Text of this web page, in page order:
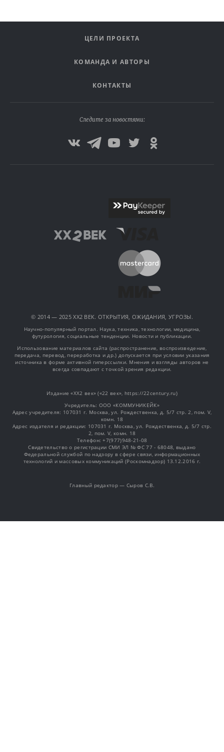
ЦЕЛИ ПРОЕКТА
КОМАНДА И АВТОРЫ
КОНТАКТЫ
Следите за новостями:
© 2014 — 2025 XX2 ВЕК. ОТКРЫТИЯ, ОЖИДАНИЯ, УГРОЗЫ.
Научно-популярный портал. Наука, техника, технологии, медицина,
футурология, социальные тенденции. Новости и публикации.
Использование материалов сайта (распространение, воспроизведение,
передача, перевод, переработка и др.) допускается при условии указания
источника в форме активной гиперссылки. Мнения и взгляды авторов не
всегда совпадают с точкой зрения редакции.
Издание «XX2 век» («22 век», https://22century.ru)
Учредитель: OOO «КОММУНИКЕЙК»
Адрес учредителя: 107031 г. Москва, ул. Рождественка, д. 5/7 стр. 2, пом. V,
комн. 18
Адрес издателя и редакции: 107031 г. Москва, ул. Рождественка, д. 5/7 стр.
2, пом. V, комн. 18
Телефон: +7(977)948-21-08
Свидетельство о регистрации СМИ ЭЛ № ФС 77 - 68048, выдано
Федеральной службой по надзору в сфере связи, информационных
технологий и массовых коммуникаций (Роскомнадзор) 13.12.2016 г.
Главный редактор — Сыров С.В.